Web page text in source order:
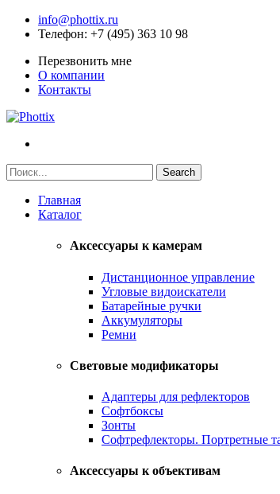
info@phottix.ru
Телефон: +7 (495) 363 10 98
Перезвонить мне
О компании
Контакты
Главная
Каталог
Аксессуары к камерам
Дистанционное управление
Угловые видоискатели
Батарейные ручки
Аккумуляторы
Ремни
Световые модификаторы
Адаптеры для рефлекторов
Софтбоксы
Зонты
Софтрефлекторы. Портретные
Аксессуары к объективам